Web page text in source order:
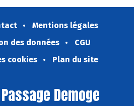
Mentions légales
des données
CGU
cookies
Plan du site
Demoge